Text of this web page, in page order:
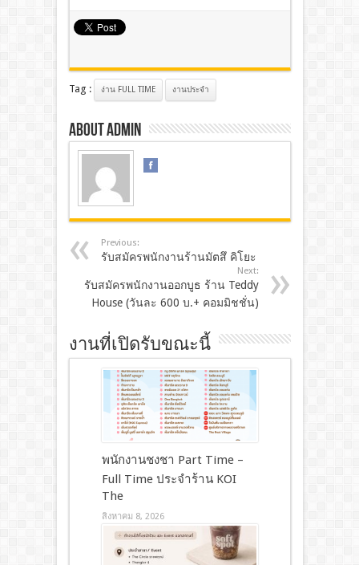
Tag : ง่าน FULL TIME งานประจํา
About admin
Previous:
รับสมัครพนักงานร้านมัตสึ คิโยะ
Next:
รับสมัครพนักงานออกบูธ ร้าน Teddy
House (วันละ 600 บ.+ คอมมิชชั่น)
งานที่เปิดรับขณะนี้
พนักงานชงชา Part Time –
Full Time ประจำร้าน KOI
The
สิงหาคม 8, 2026